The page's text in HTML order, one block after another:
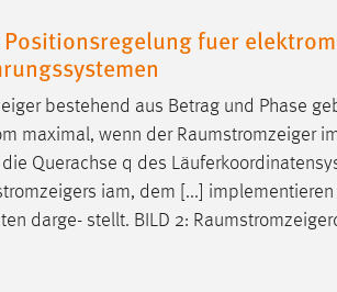
fuer
bestehend aus Betrag und Phase
maximal, wenn der Raumstromzeiger
Querachse q des
iam, dem [...]
darge- stellt. BILD 2: